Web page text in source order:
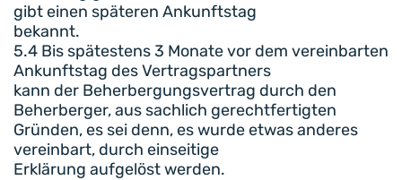
gibt einen späteren Ankunftstag
bekannt.
5.4 Bis spätestens 3 Monate vor dem vereinbarten
Ankunftstag des Vertragspartners
kann der Beherbergungsvertrag durch den
Beherberger, aus sachlich gerechtfertigten
Gründen, es sei denn, es wurde etwas anderes
vereinbart, durch einseitige
Erklärung aufgelöst werden.